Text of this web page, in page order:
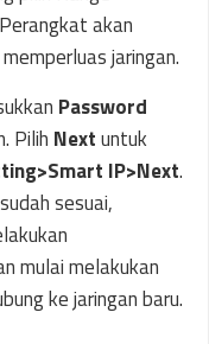
Password
Pilih Nextuntuk
IP>Next.
sesuai,
mulai melakukan
ke jaringan baru.